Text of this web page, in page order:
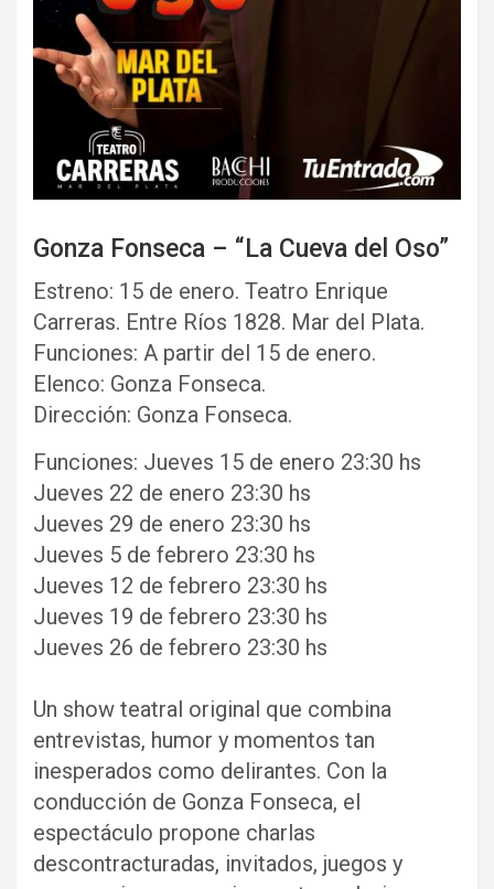
Gonza Fonseca – “La Cueva del Oso”
Estreno: 15 de enero. Teatro Enrique
Carreras. Entre Ríos 1828. Mar del Plata.
Funciones: A partir del 15 de enero.
Elenco: Gonza Fonseca.
Dirección: Gonza Fonseca.
Funciones: Jueves 15 de enero 23:30 hs
Jueves 22 de enero 23:30 hs
Jueves 29 de enero 23:30 hs
Jueves 5 de febrero 23:30 hs
Jueves 12 de febrero 23:30 hs
Jueves 19 de febrero 23:30 hs
Jueves 26 de febrero 23:30 hs
Un show teatral original que combina
entrevistas, humor y momentos tan
inesperados como delirantes. Con la
conducción de Gonza Fonseca, el
espectáculo propone charlas
descontracturadas, invitados, juegos y